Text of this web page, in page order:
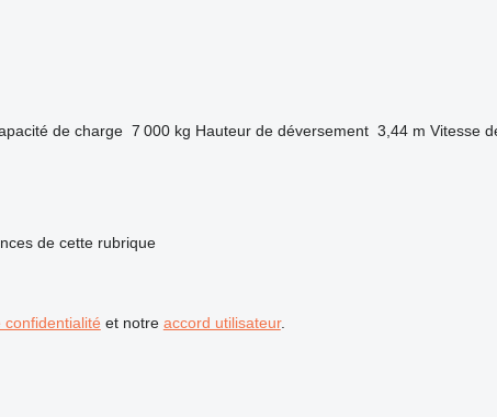
de charge 7 000 kg Hauteur de déversement 3,44 m Vitesse
de cette rubrique
confidentialité et notre accord utilisateur.